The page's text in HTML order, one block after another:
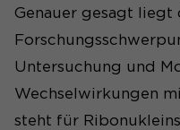
Genauer gesagt liegt
Untersuchung und
Wechselwirkungen
steht für